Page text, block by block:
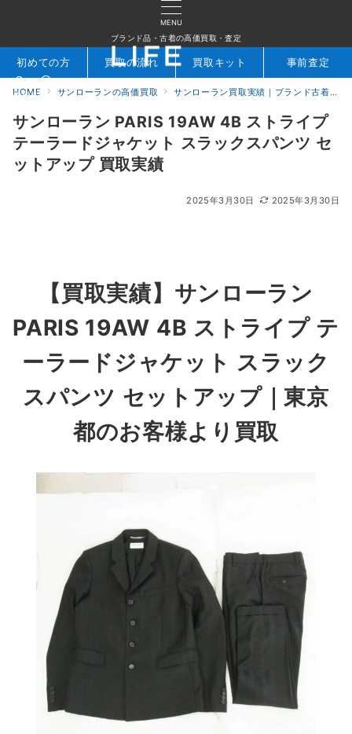
MENU
ブランド品・古着の高価買取・査定
検索 お問合せ
初めての方 買取の流れ 買取キット 事前査定
HOME サンローランの高価買取 サンローラン買取実績｜ブランド古着専門店LIFE
サンローラン PARIS 19AW 4B ストライプ
テーラードジャケット スラックスパンツ セ
ットアップ 買取実績
2025年3月30日 2025年3月30日
【買取実績】 サンローラン
PARIS 19AW 4B ストライプ テ
ーラードジャケット スラック
スパンツ セットアップ｜東京
都のお客様より買取